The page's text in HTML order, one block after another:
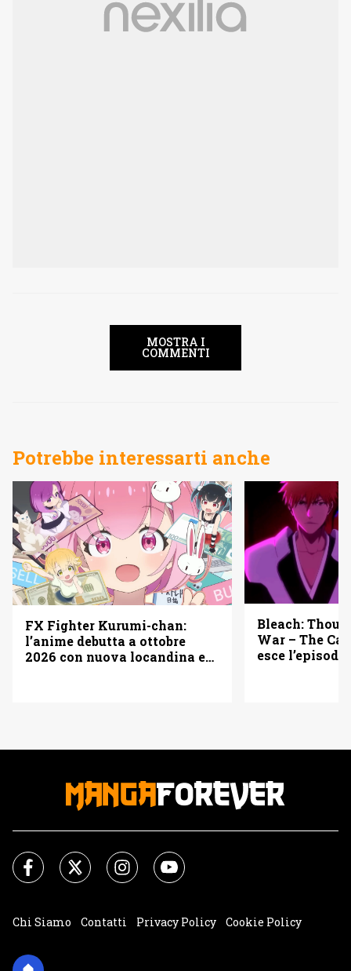
MOSTRA I
COMMENTI
Potrebbe interessarti anche
FX Fighter Kurumi-chan:
l’anime debutta a ottobre
2026 con nuova locandina e
Bleach:
War – The
esce
Chi Siamo Contatti Privacy Policy
Cookie Policy